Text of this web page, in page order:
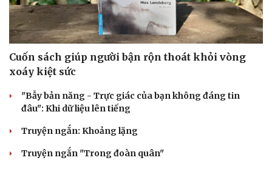
Cuốn sách giúp người bận rộn thoát khỏi vòng
xoáy kiệt sức
"Bẫy bản năng - Trực giác của bạn không đáng tin
đâu": Khi dữ liệu lên tiếng
Truyện ngắn: Khoảng lặng
Truyện ngắn "Trong đoàn quân"